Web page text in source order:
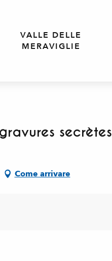
VALLE DELLE
MERAVIGLIE
secrètes
Come arrivare